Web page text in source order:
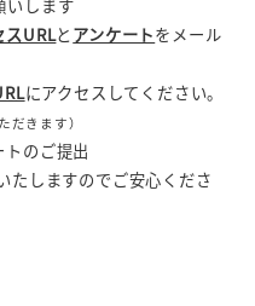
いします
スURLと アンケートをメール
にアクセスしてください。
きます）
トのご提出
たしますのでご安心くださ